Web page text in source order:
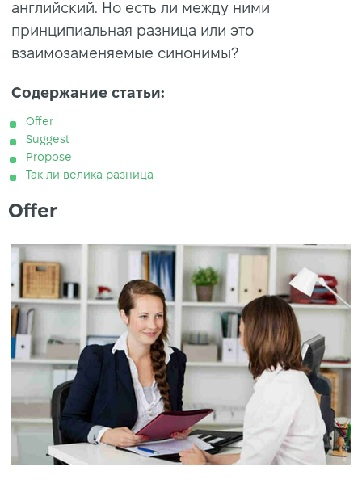
английский. Но есть ли между ними
принципиальная разница или это
взаимозаменяемые синонимы?
Содержание статьи:
Offer
Suggest
Propose
Так ли велика разница
Offer